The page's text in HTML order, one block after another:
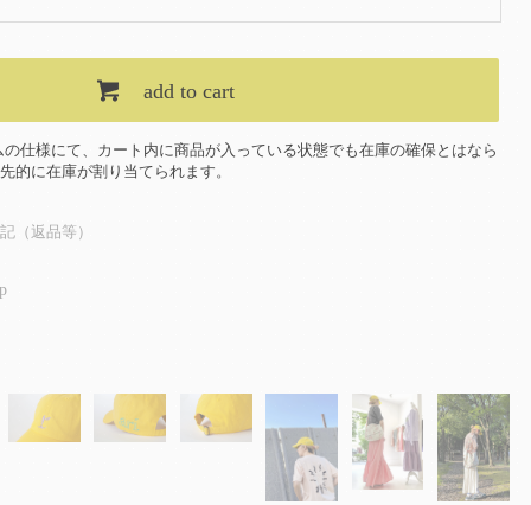
add to cart
仕様にて、カート内に商品が入っている状態でも在庫の確保とはなら
的に在庫が割り当てられます。
（返品等）